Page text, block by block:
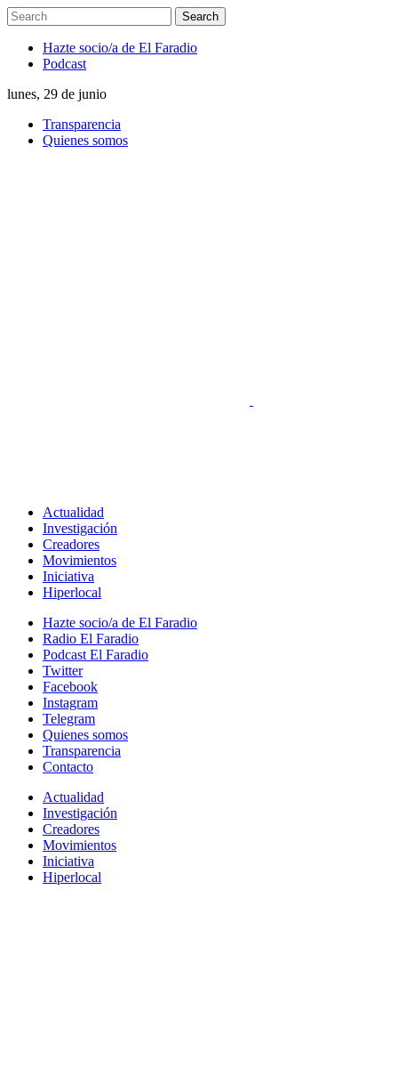
Hazte socio/a de El Faradio
Podcast
lunes, 29 de junio
Transparencia
Quienes somos
Actualidad
Investigación
Creadores
Movimientos
Iniciativa
Hiperlocal
Hazte socio/a de El Faradio
Radio El Faradio
Podcast El Faradio
Twitter
Facebook
Instagram
Telegram
Quienes somos
Transparencia
Contacto
Actualidad
Investigación
Creadores
Movimientos
Iniciativa
Hiperlocal